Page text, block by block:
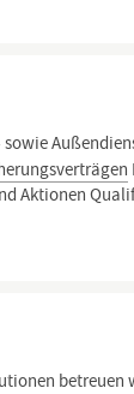
Aktionen